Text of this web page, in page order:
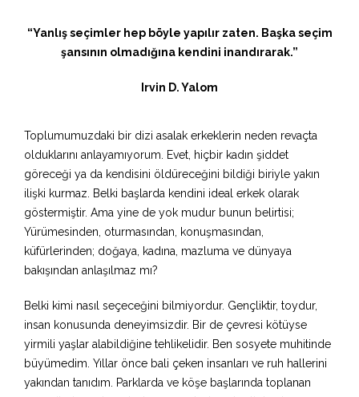
“Yanlış seçimler hep böyle yapılır zaten. Başka seçim
şansının olmadığına kendini inandırarak.”
Irvin D. Yalom
Toplumumuzdaki bir dizi asalak erkeklerin neden revaçta
olduklarını anlayamıyorum. Evet, hiçbir kadın şiddet
göreceği ya da kendisini öldüreceğini bildiği biriyle yakın
ilişki kurmaz. Belki başlarda kendini ideal erkek olarak
göstermiştir. Ama yine de yok mudur bunun belirtisi;
Yürümesinden, oturmasından, konuşmasından,
küfürlerinden; doğaya, kadına, mazluma ve dünyaya
bakışından anlaşılmaz mı?
Belki kimi nasıl seçeceğini bilmiyordur. Gençliktir, toydur,
insan konusunda deneyimsizdir. Bir de çevresi kötüyse
yirmili yaşlar alabildiğine tehlikelidir. Ben sosyete muhitinde
büyümedim. Yıllar önce bali çeken insanları ve ruh hallerini
yakından tanıdım. Parklarda ve köşe başlarında toplanan